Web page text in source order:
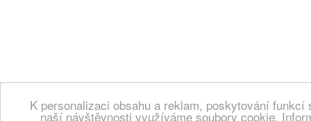
K personalizaci obsahu a reklam, poskytování
naší návštěvnosti využíváme soubory cookie.